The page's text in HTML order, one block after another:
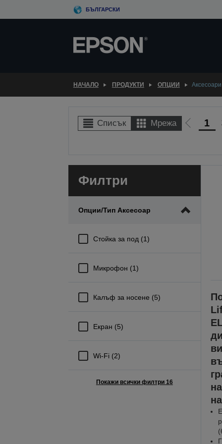
to
БЪЛГАРСКИ
НАЧАЛО ПРОДУКТИ ОПЦИИ
Списък Мрежа
Отиди
1
Филтри
Опции/тип Аксесоар
Стойка за под (1)
Микрофон (1)
Калъф за носене (5)
Екран (5)
Wi-Fi (2)
Покажи всички филтри 16